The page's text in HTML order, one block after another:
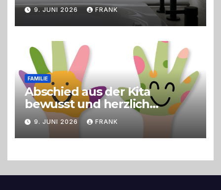
9. JUNI 2026 FRANK
FAMILIE
Abschied aus der Kita
bewusst und herzlich
gestalten
9. JUNI 2026 FRANK